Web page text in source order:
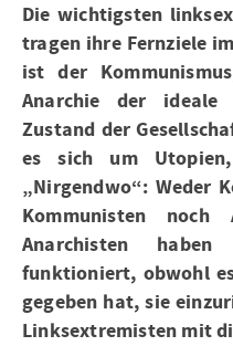
Die wichtigsten
tragen ihre Fernziele
ist der
Anarchie der ideale
Zustand der
es sich um
„Nirgendwo“: Weder
Kommunisten
Anarchisten
funktioniert, obwohl
gegeben hat, sie
Linksextremisten mit